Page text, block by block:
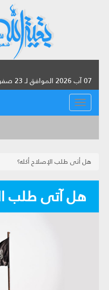
07 آب 2026 الموافق لـ 23 صفر 1448
القائمة
هل أتى طلب الإصلاح أكله؟
هل آتى طلب